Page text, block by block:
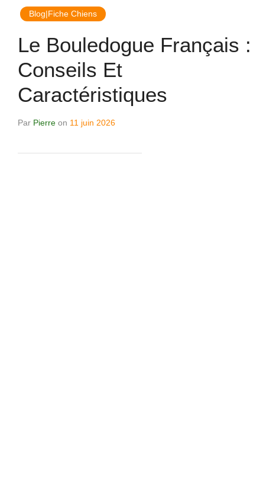
Blog|Fiche Chiens
Le Bouledogue Français :
Conseils Et
Caractéristiques
Par Pierre on 11 juin 2026